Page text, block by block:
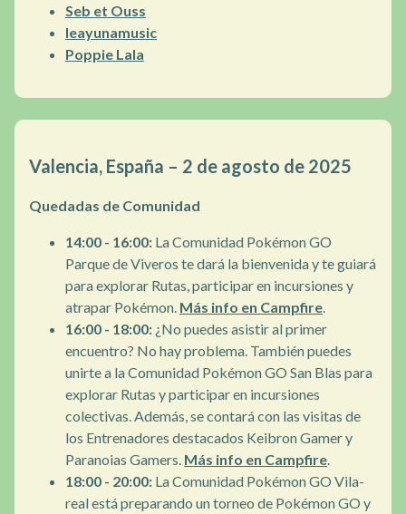
Seb et Ouss
leayunamusic
Poppie Lala
Valencia, España – 2 de agosto de 2025
Quedadas de Comunidad
14:00 - 16:00: La Comunidad Pokémon GO
Parque de Viveros te dará la bienvenida y te guiará
para explorar Rutas, participar en incursiones y
atrapar Pokémon. Más info en Campfire
16:00 - 18:00: ¿No puedes asistir al primer
encuentro? No hay problema. También puedes
unirte a la Comunidad Pokémon GO San Blas para
explorar Rutas y participar en incursiones
colectivas. Además, se contará con las visitas de
los Entrenadores destacados Keibron Gamer y
Paranoias Gamers. Más info en Campfire
18:00 - 20:00: La Comunidad Pokémon GO Vila-
real está preparando un torneo de Pokémon GO y